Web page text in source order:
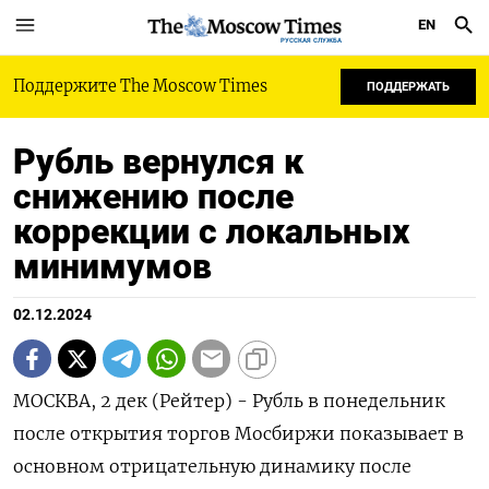
РУССКАЯ СЛУЖБА
EN
Поддержите The Moscow Times ПОДДЕРЖАТЬ
Рубль вернулся к
снижению после
коррекции с локальных
минимумов
02.12.2024
МОСКВА, 2 дек (Рейтер) - Рубль в понедельник
после открытия торгов Мосбиржи показывает в
основном отрицательную динамику после